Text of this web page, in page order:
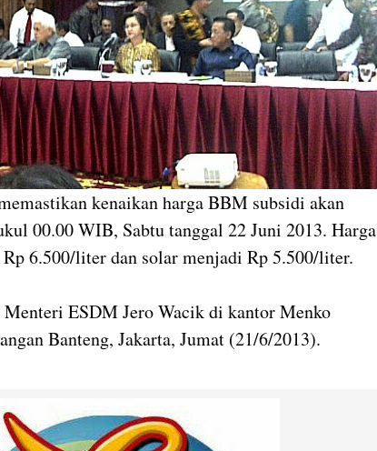
kenaikan harga BBM subsidi akan
00.00 WIB, Sabtu tanggal 22 Juni 2013. Harga
6.500/liter dan solar menjadi Rp 5.500/liter.
ESDM Jero Wacik di kantor Menko
Banteng, Jakarta, Jumat (21/6/2013).